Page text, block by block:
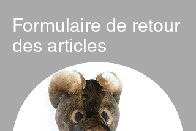
Formulaire de retour
des articles